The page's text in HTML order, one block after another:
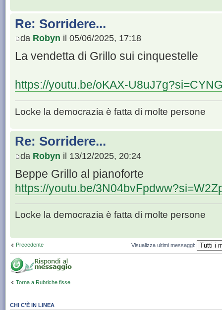
Re: Sorridere...
da Robyn il 05/06/2025, 17:18
La vendetta di Grillo sui cinquestelle
https://youtu.be/oKAX-
Locke la democrazia è fatta di molte persone
Re: Sorridere...
da Robyn il 13/12/2025, 20:24
Beppe Grillo al pianoforte
https://youtu.be/
Locke la democrazia è fatta di molte persone
Precedente Visualizza ultimi messaggi:
Torna a Rubriche fisse
CHI C’È IN LINEA